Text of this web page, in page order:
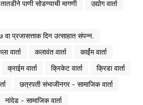
पाणी सोडण्याची मागणी
उद्योग वार्ता
वा प्रजासत्ताक दिन उत्साहात संपन्न.
वार्ता कलावंत वार्ता
कार्ईम वार्ता
क्राईम वार्ता क्रिकेट वार्ता
क्रिडा वार्ता
छत्रपती संभाजीनगर - सामाजिक वार्ता
नांदेड - सामाजिक वार्ता